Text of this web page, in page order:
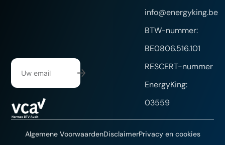
info@energyking.be
BTW-nummer:
BE0806.516.101
RESCERT-nummer
EnergyKing:
03559
Algemene VoorwaardenDisclaimerPrivacy en cookies